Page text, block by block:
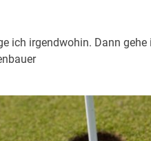
ich irgendwohin. Dann gehe